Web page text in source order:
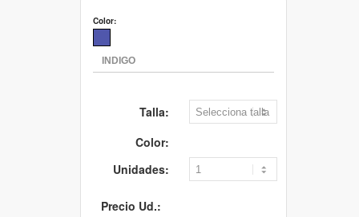
Color:
Talla:
Color:
Unidades:
Precio Ud.: